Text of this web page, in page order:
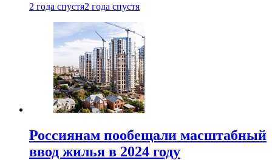
2 года спустя2 года спустя
Россиянам пообещали масштабный
ввод жилья в 2024 году